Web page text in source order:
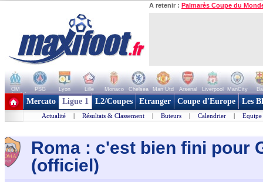
A retenir : Palmarès Coupe du
OM PSG Lyon Lille Monaco Chelsea Man Utd Arsenal Liverpool ManCity
+ de clubs
Mercato Ligue 1 L2/Coupes Etranger Coupe d'Europe Les
Actualité | Résultats & Classement | Buteurs | Calendrier | Equipe
Roma : c'est bien fini pour
(officiel)